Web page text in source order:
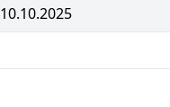
10.10.2025